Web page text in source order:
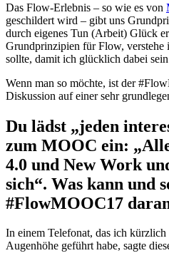
Das Flow-Erlebnis – so wie es von
geschildert wird – gibt uns
durch eigenes Tun (Arbeit) Glück
Grundprinzipien für Flow, verstehe
sollte, damit ich glücklich dabei
Wenn man so möchte, ist der
Diskussion auf einer sehr
Du lädst „jeden
zum MOOC ein:
4.0 und New Work
sich“. Was kann und
#FlowMOOC17
In einem Telefonat, das ich
Augenhöhe geführt habe, sagte